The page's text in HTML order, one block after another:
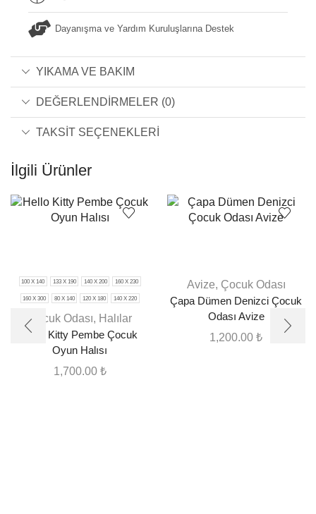
Dayanışma ve Yardım Kuruluşlarına Destek
YIKAMA VE BAKIM
DEĞERLENDIRMELER (0)
TAKSIT SEÇENEKLERI
İlgili Ürünler
100 X 140 133 X 190 140 X 200 160 X 230
160 X 300 80 X 140 120 X 180 140 X 220
Çocuk Odası, Halılar
Hello Kitty Pembe Çocuk
Oyun Halısı
1,700.00 ₺
Avize, Çocuk Odası
Çapa Dümen Denizci Çocuk
Odası Avize
1,200.00₺